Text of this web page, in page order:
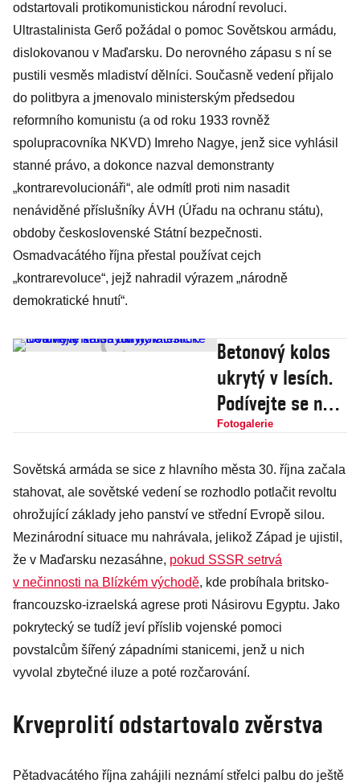
odstartovali protikomunistickou národní revoluci.
Ultrastalinista Gerő požádal o pomoc Sovětskou armádu,
dislokovanou v Maďarsku. Do nerovného zápasu s ní se
pustili vesměs mladiství dělníci. Současně vedení přijalo
do politbyra a jmenovalo ministerským předsedou
reformního komunistu (a od roku 1933 rovněž
spolupracovníka NKVD) Imreho Nagye, jenž sice vyhlásil
stanné právo, a dokonce nazval demonstranty
„kontrarevolucionáři“, ale odmítl proti nim nasadit
nenáviděné příslušníky ÁVH (Úřadu na ochranu státu),
obdoby československé Státní bezpečnosti.
Osmadvacátého října přestal používat cejch
„kontrarevoluce“, jejž nahradil výrazem „národně
demokratické hnutí“.
Betonový kolos
ukrytý v lesích.
Podívejte se na
ruiny nacistické
Krušných horách
Fotogalerie
Sovětská armáda se sice z hlavního města 30. října začala
stahovat, ale sovětské vedení se rozhodlo potlačit revoltu
ohrožující základy jeho panství ve střední Evropě silou.
Mezinárodní situace mu nahrávala, jelikož Západ je ujistil,
že v Maďarsku nezasáhne, pokud SSSR setrvá
v nečinnosti na Blízkém východě, kde probíhala britsko-
francouzsko-izraelská agrese proti Násirovu Egyptu. Jako
pokrytecký se tudíž jeví příslib vojenské pomoci
povstalcům šířený západními stanicemi, jenž u nich
vyvolal zbytečné iluze a poté rozčarování.
Krveprolití odstartovalo zvěrstva
Pětadvacátého října zahájili neznámí střelci palbu do ještě